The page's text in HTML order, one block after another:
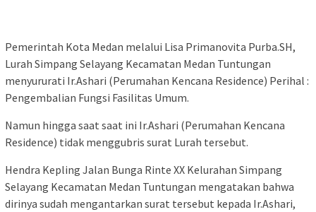
Pemerintah Kota Medan melalui Lisa Primanovita Purba.SH,
Lurah Simpang Selayang Kecamatan Medan Tuntungan
menyururati Ir.Ashari (Perumahan Kencana Residence) Perihal :
Pengembalian Fungsi Fasilitas Umum.
Namun hingga saat saat ini Ir.Ashari (Perumahan Kencana
Residence) tidak menggubris surat Lurah tersebut.
Hendra Kepling Jalan Bunga Rinte XX Kelurahan Simpang
Selayang Kecamatan Medan Tuntungan mengatakan bahwa
dirinya sudah mengantarkan surat tersebut kepada Ir.Ashari,